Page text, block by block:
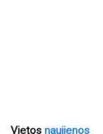
Vietos naujienos